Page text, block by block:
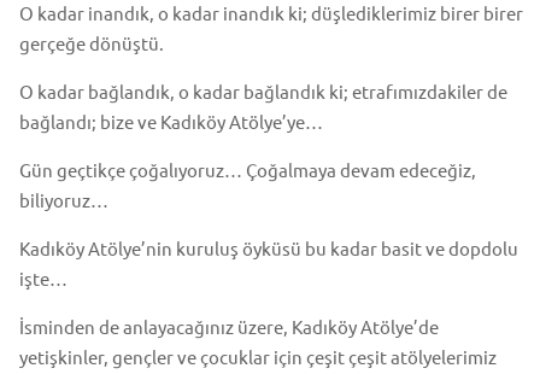
O kadar inandık, o kadar inandık ki; düşlediklerimiz birer birer
gerçeğe dönüştü.
O kadar bağlandık, o kadar bağlandık ki; etrafımızdakiler de
bağlandı; bize ve Kadıköy Atölye’ye…
Gün geçtikçe çoğalıyoruz… Çoğalmaya devam edeceğiz,
biliyoruz…
Kadıköy Atölye’nin kuruluş öyküsü bu kadar basit ve dopdolu
işte…
İsminden de anlayacağınız üzere, Kadıköy Atölye’de
yetişkinler, gençler ve çocuklar için çeşit çeşit atölyelerimiz